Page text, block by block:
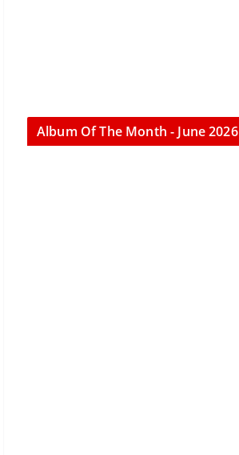
Album Of The Month - June 2026